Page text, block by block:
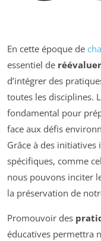
En cette époque de
essentiel de
d’intégrer des
toutes les disciplines.
fondamental pour
face aux défis
Grâce à des
spécifiques, comme
nous pouvons inciter
la préservation de
Promouvoir des
éducatives permettra